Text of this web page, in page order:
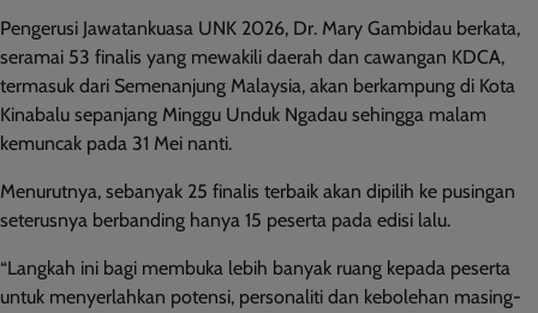
Pengerusi Jawatankuasa UNK 2026, Dr. Mary Gambidau berkata,
seramai 53 finalis yang mewakili daerah dan cawangan KDCA,
termasuk dari Semenanjung Malaysia, akan berkampung di Kota
Kinabalu sepanjang Minggu Unduk Ngadau sehingga malam
kemuncak pada 31 Mei nanti.
Menurutnya, sebanyak 25 finalis terbaik akan dipilih ke pusingan
seterusnya berbanding hanya 15 peserta pada edisi lalu.
“Langkah ini bagi membuka lebih banyak ruang kepada peserta
untuk menyerlahkan potensi, personaliti dan kebolehan masing-